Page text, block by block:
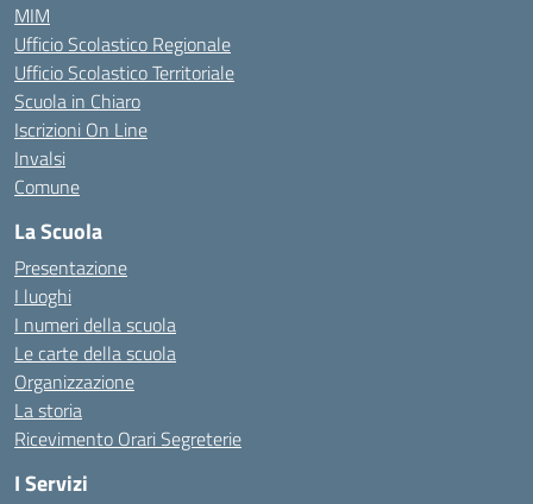
MIM
Ufficio Scolastico Regionale
Ufficio Scolastico Territoriale
Scuola in Chiaro
Iscrizioni On Line
Invalsi
Comune
La Scuola
Presentazione
I luoghi
I numeri della scuola
Le carte della scuola
Organizzazione
La storia
Ricevimento Orari Segreterie
I Servizi